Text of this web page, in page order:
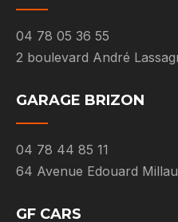
04 78 05 36 55
2 boulevard André
GARAGE BRIZON
04 78 44 85 11
64 Avenue Edouard
GF CARS